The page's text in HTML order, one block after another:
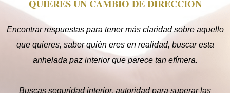
QUIERES UN CAMBIO DE DIRECCIÓN
Encontrar respuestas para tener más claridad sobre aquello
que quieres, saber quién eres en realidad, buscar esta
anhelada paz interior que parece tan efímera.
Buscas seguridad interior, autoridad para superar las
en función de
utiliza el sitio